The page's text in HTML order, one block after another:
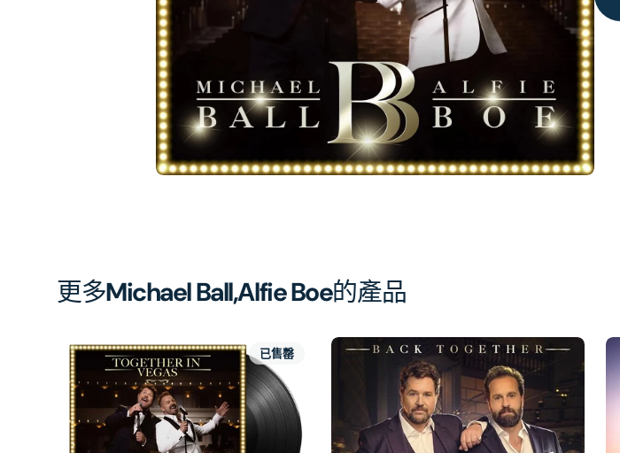
簿
中
開
啟
第
1
張
圖
更多Michael Ball,Alfie Boe的產品
已售罄